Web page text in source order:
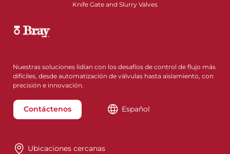
Knife Gate and Slurry Valves
Nuestras soluciones lidian con los desafíos de control de flujo más
difíciles, desde automatización de válvulas hasta aislamiento, con
precisión e innovación.
Contáctenos Español
Ubicaciones cercanas